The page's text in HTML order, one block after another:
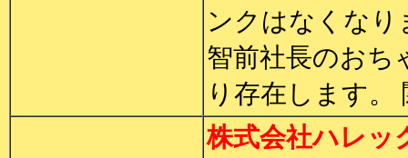
ンクはなくな
智前社長のおち
り存在します。
株式会社ハレッ